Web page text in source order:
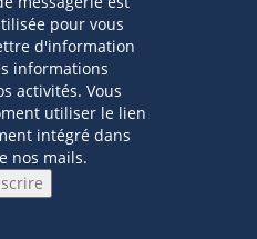
pour vous
d'information
informations
activités. Vous
utiliser le lien
intégré dans
nos mails.